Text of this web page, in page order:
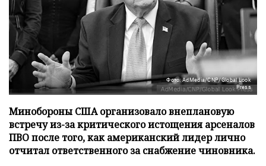
Фото: AdMedia/CNP/Global Look
Press
Минобороны США организовало внеплановую
встречу из-за критического истощения арсеналов
ПВО после того, как американский лидер лично
отчитал ответственного за снабжение чиновника.